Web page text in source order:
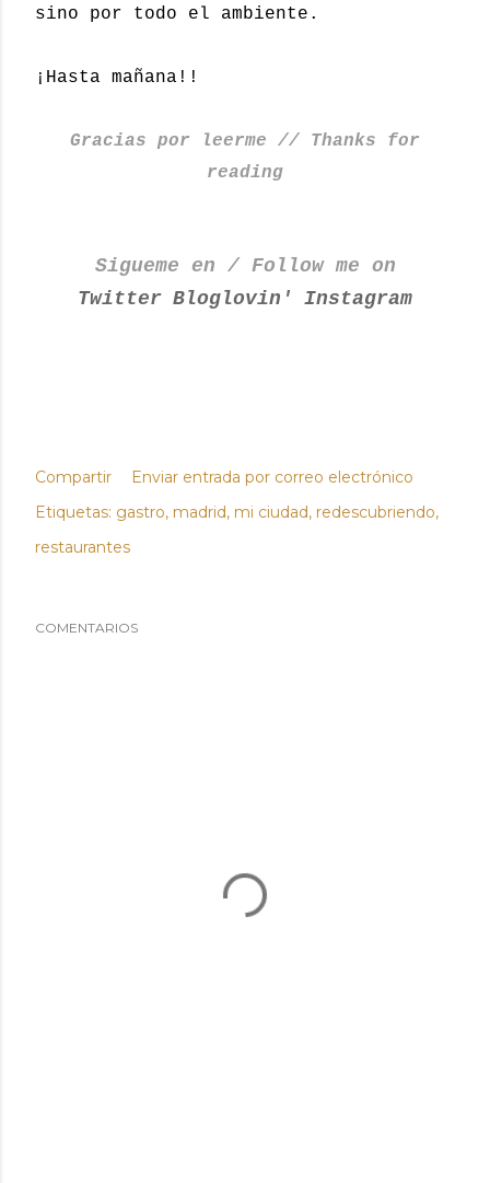
sino por todo el ambiente.
¡Hasta mañana!!
Gracias por leerme // Thanks for
reading
Sigueme en / Follow me on
Twitter Bloglovin' Instagram
Compartir
Enviar entrada por correo electrónico
Etiquetas: gastro madrid mi ciudad redescubriendo
restaurantes
COMENTARIOS